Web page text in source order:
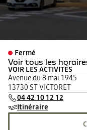
Fermé
Voir tous les
lundi
mardi
mercredi
jeudi
vendredi
VOIR LES ACTIVITÉS
Avenue du 8 mai 1945
13730 ST VICTORET
04 42 10 12 12
Itinéraire